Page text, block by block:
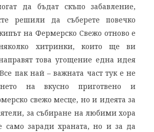
да бъдат скъпо забавление,
решили да съберете повечко
на Фермерско Свежо отново е
хитринки, които ще ви
това угощение една идея
пак най – важната част тук е не
на вкусно приготвено и
свежо месце, но и идеята за
за събиране на любими хора
само заради храната, но и за да